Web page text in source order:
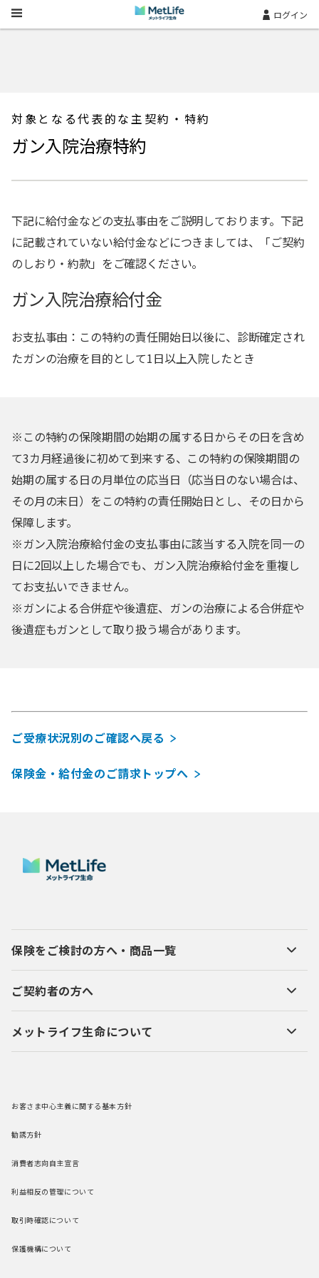
Skip Navigation ログイン
対象となる代表的な主契約・特約
ガン入院治療特約
下記に給付金などの支払事由をご説明しております。下記
に記載されていない給付金などにつきましては、「ご契約
のしおり・約款」をご確認ください。
ガン入院治療給付金
お支払事由：この特約の責任開始日以後に、診断確定され
たガンの治療を目的として1日以上入院したとき
※この特約の保険期間の始期の属する日からその日を含め
て3カ月経過後に初めて到来する、この特約の保険期間の
始期の属する日の月単位の応当日（応当日のない場合は、
その月の末日）をこの特約の責任開始日とし、その日から
保障します。
※ガン入院治療給付金の支払事由に該当する入院を同一の
日に2回以上した場合でも、ガン入院治療給付金を重複し
てお支払いできません。
※ガンによる合併症や後遺症、ガンの治療による合併症や
後遺症もガンとして取り扱う場合があります。
ご受療状況別のご確認へ戻る
保険金・給付金のご請求トップへ
保険をご検討の方へ・商品一覧
ご契約者の方へ
メットライフ生命について
お客さま中心主義に関する基本方針
勧誘方針
消費者志向自主宣言
利益相反の管理について
取引時確認について
保護機構について